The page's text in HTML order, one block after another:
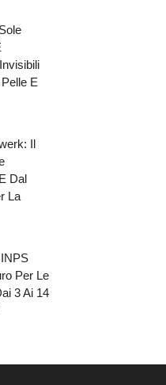
E
Il
Dal
La
Per Le
3 Ai 14